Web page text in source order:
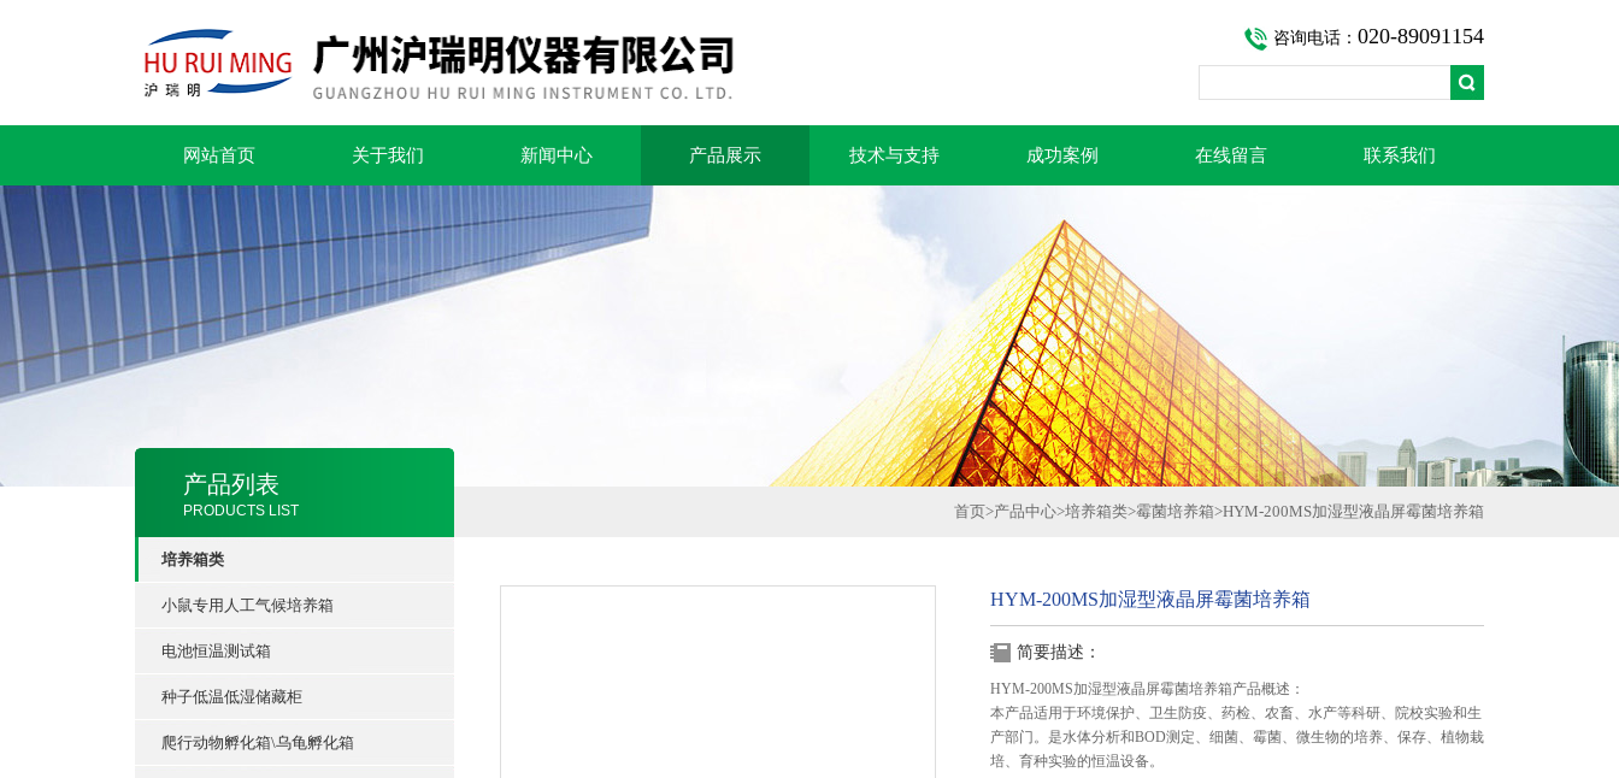
咨询电话： 020-89091154
网站首页 关于我们 新闻中心 产品展示 技术与支持 成功案例 在线留言 联系我们
产品列表
PRODUCTS LIST
培养箱类
小鼠专用人工气候培养箱
电池恒温测试箱
种子低温低湿储藏柜
爬行动物孵化箱\乌龟孵化箱
首页>产品中心>培养箱类>霉菌培养箱>HYM-200MS加湿型液晶屏霉菌培养箱
HYM-200MS加湿型液晶屏霉菌培养箱
简要描述：
HYM-200MS加湿型液晶屏霉菌培养箱产品概述：
本产品适用于环境保护、卫生防疫、药检、农畜、水产等科研、院校实验和生
产部门。是水体分析和BOD测定、细菌、霉菌、微生物的培养、保存、植物栽
培、育种实验的恒温设备。